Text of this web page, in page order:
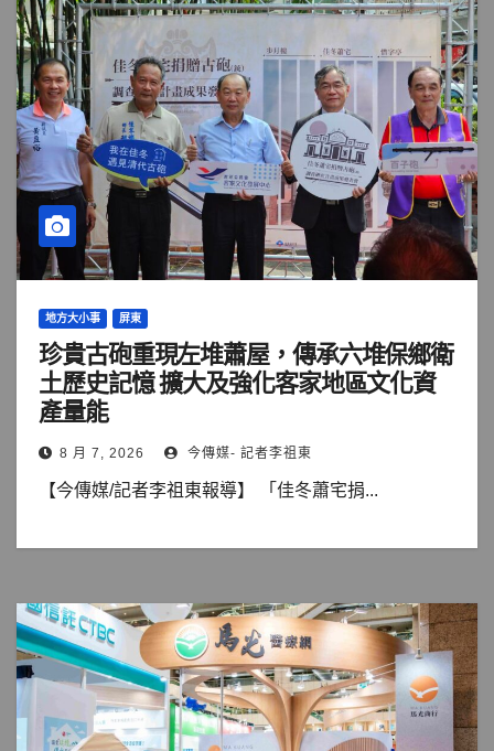
地方大小事 屏東
珍貴古砲重現左堆蕭屋，傳承六堆保鄉衛
土歷史記憶 擴大及強化客家地區文化資
產量能
8 月 7, 2026 今傳媒- 記者李祖東
【今傳媒/記者李祖東報導】 「佳冬蕭宅捐...